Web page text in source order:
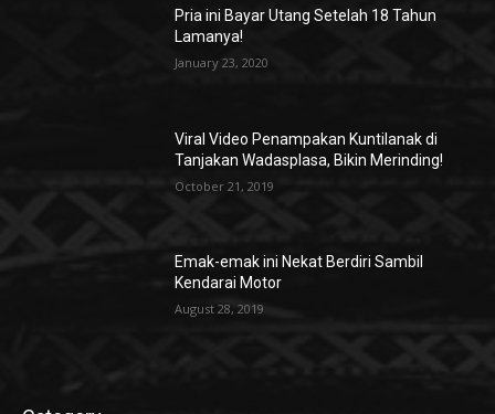
Pria ini Bayar Utang Setelah 18 Tahun
Lamanya!
January 23, 2020
Viral Video Penampakan Kuntilanak di
Tanjakan Wadasplasa, Bikin Merinding!
October 21, 2019
Emak-emak ini Nekat Berdiri Sambil
Kendarai Motor
August 28, 2019